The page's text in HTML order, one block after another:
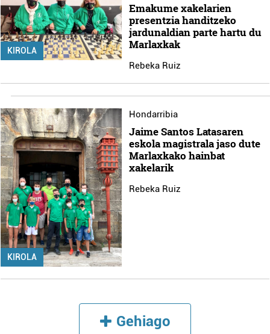
KIROLA
Emakume xakelarien
presentzia handitzeko
jardunaldian parte hartu du
Marlaxkak
Rebeka Ruiz
KIROLA
Hondarribia
Jaime Santos Latasaren
eskola magistrala jaso dute
Marlaxkako hainbat
xakelarik
Rebeka Ruiz
Gehiago